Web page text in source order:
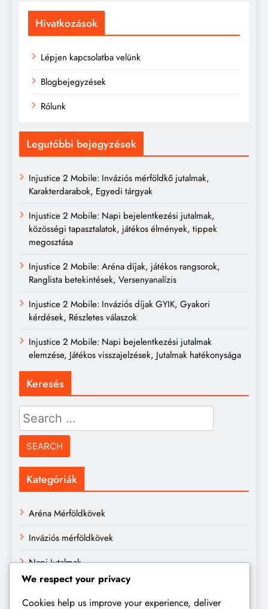
Hivatkozások
Lépjen kapcsolatba velünk
Blogbejegyzések
Rólunk
Legutóbbi bejegyzések
Injustice 2 Mobile: Inváziós mérföldkő jutalmak,
Karakterdarabok, Egyedi tárgyak
Injustice 2 Mobile: Napi bejelentkezési jutalmak,
közösségi tapasztalatok, játékos élmények, tippek
megosztása
Injustice 2 Mobile: Aréna díjak, játékos rangsorok,
Ranglista betekintések, Versenyanalízis
Injustice 2 Mobile: Inváziós díjak GYIK, Gyakori
kérdések, Részletes válaszok
Injustice 2 Mobile: Napi bejelentkezési jutalmak
elemzése, Játékos visszajelzések, Jutalmak hatékonysága
Keresés
Search
for:
Kategóriák
Aréna Mérföldkövek
Inváziós mérföldkövek
Napi Jutalmak
We respect your privacy
Cookies help us improve your experience, deliver